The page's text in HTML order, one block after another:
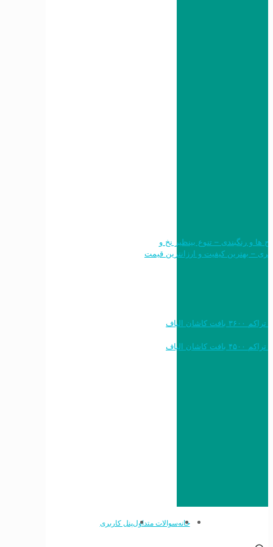
طرح ها و رنگبندی – تنوع بینظیر نخ و
خرید به قیمت فرش ماشینی ۱۲۰۰ شانه تراکم ۳۶۰۰ بافت کاشان الیاف
خرید به قیمت فرش ماشینی ۱۵۰۰ شانه تراکم ۴۵۰۰ بافت کاشان الیاف
خانهسوالات متداولپنل کاربری